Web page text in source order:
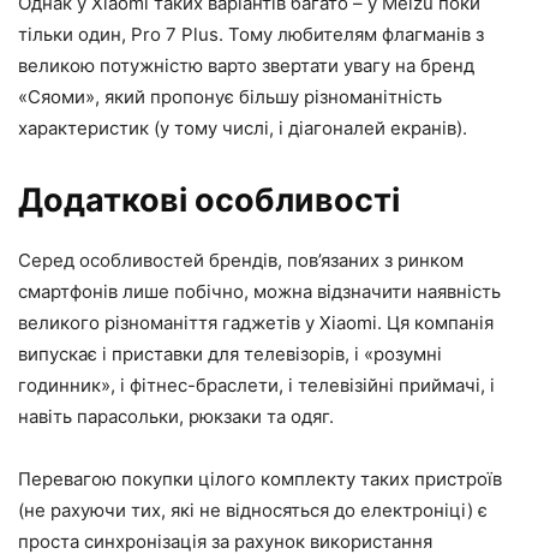
тільки один, Pro 7 Plus. Тому любителям флагманів з
великою потужністю варто звертати увагу на бренд
«Сяоми», який пропонує більшу різноманітність
характеристик (у тому числі, і діагоналей екранів).
Додаткові особливості
Серед особливостей брендів, пов’язаних з ринком
смартфонів лише побічно, можна відзначити наявність
великого різноманіття гаджетів у Xiaomi. Ця компанія
випускає і приставки для телевізорів, і «розумні
годинник», і фітнес-браслети, і телевізійні приймачі, і
навіть парасольки, рюкзаки та одяг.
Перевагою покупки цілого комплекту таких пристроїв
(не рахуючи тих, які не відносяться до електроніці) є
проста синхронізація за рахунок використання